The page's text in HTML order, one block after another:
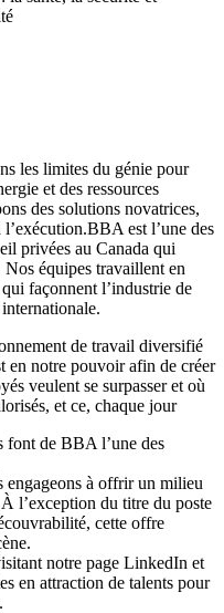
les limites du génie pour
et des ressources
des solutions novatrices,
est l’une des
privées au Canada qui
Nos équipes travaillent en
façonnent l’industrie de
de travail diversifié
en notre pouvoir afin de créer
veulent se surpasser et où
et ce, chaque jour
font de BBA l’une des
engageons à offrirun milieu
l’exception du titre du poste
cette offre
notre page LinkedIn et
en attraction de talents pour